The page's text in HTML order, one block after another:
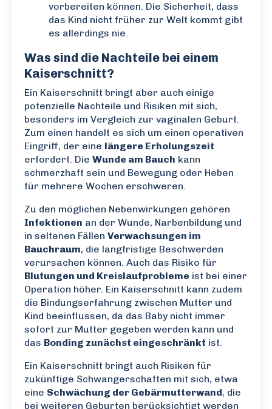
vorbereiten können. Die Sicherheit, dass
das Kind nicht früher zur Welt kommt gibt
es allerdings nie.
Was sind die Nachteile bei einem
Kaiserschnitt?
Ein Kaiserschnitt bringt aber auch einige
potenzielle Nachteile und Risiken mit sich,
besonders im Vergleich zur vaginalen Geburt.
Zum einen handelt es sich um einen operativen
Eingriff, der eine längere Erholungszeit
erfordert. Die Wunde am Bauch kann
schmerzhaft sein und Bewegung oder Heben
für mehrere Wochen erschweren.
Zu den möglichen Nebenwirkungen gehören
Infektionen an der Wunde, Narbenbildung und
in seltenen Fällen Verwachsungen im
Bauchraum, die langfristige Beschwerden
verursachen können. Auch das Risiko für
Blutungen und Kreislaufprobleme ist bei einer
Operation höher. Ein Kaiserschnitt kann zudem
die Bindungserfahrung zwischen Mutter und
Kind beeinflussen, da das Baby nicht immer
sofort zur Mutter gegeben werden kann und
das Bonding zunächst eingeschränkt ist.
Ein Kaiserschnitt bringt auch Risiken für
zukünftige Schwangerschaften mit sich, etwa
eine Schwächung der Gebärmutterwand, die
bei weiteren Geburten berücksichtigt werden